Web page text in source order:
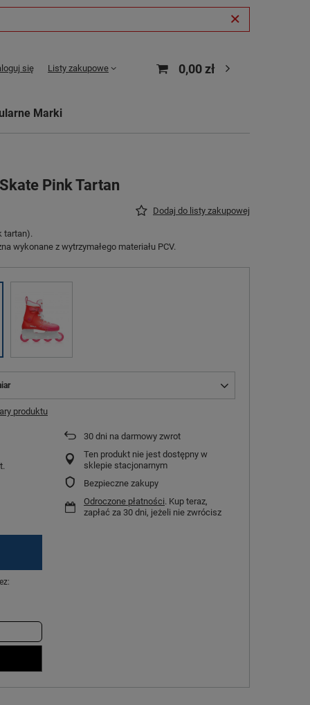
się Listy zakupowe 0,00 zł
Marki
Pink Tartan
Dodaj do listy zakupowej
tartan).
wykonane z wytrzymałego materiału PCV.
produktu
30 dni na darmowy zwrot
Ten produkt nie jest dostępny w
sklepie stacjonarnym
Bezpieczne zakupy
Odroczone płatności. Kup teraz,
zapłać za 30 dni, jeżeli nie zwrócisz